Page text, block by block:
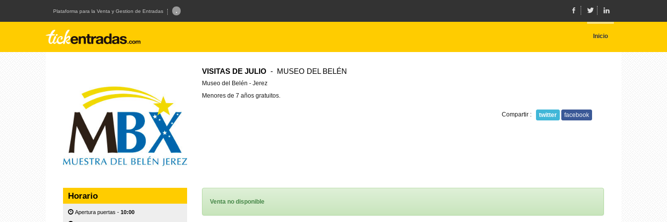
Plataforma para la Venta y Gestion de Entradas .
Inicio
VISITAS DE JULIO - MUSEO DEL BELÉN
Museo del Belén - Jerez
Menores de 7 años gratuitos.
Compartir : twitter facebook
Horario
Apertura puertas -10:00
Venta no disponible